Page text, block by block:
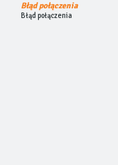
Błąd połączenia
Błąd połączenia